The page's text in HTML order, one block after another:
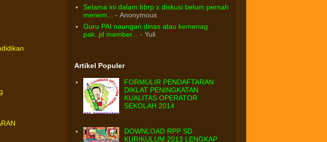
Selama ini dalam bbrp x diskusi belum pernah
menem...
- Anonymous
Guru PAI naungan dinas atau kemenag
pak..jd member...
- Yuli
Artikel Populer
FORMULIR PENDAFTARAN
DIKLAT PENINGKATAN
KUALITAS OPERATOR
SEKOLAH 2014
DOWNLOAD RPP SD
KURIKULUM 2013 LENGKAP